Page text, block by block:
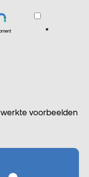
voorbeelden